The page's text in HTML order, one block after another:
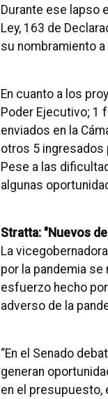
Durante ese lapso
Ley, 163 de
su nombramiento
En cuanto a los
Poder Ejecutivo; 1
enviados en la
otros 5 ingresados
Pese a las
algunas
Stratta: "Nuevos
La
por la pandemia
esfuerzo hecho
adverso de la
“En el Senado
generan
en el presupuesto,